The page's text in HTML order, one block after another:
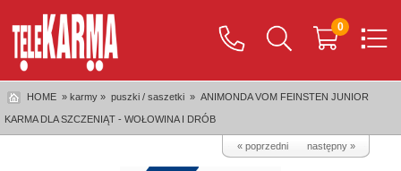
0
HOME » karmy » puszki / saszetki » ANIMONDA VOM FEINSTEN JUNIOR
KARMA DLA SZCZENIĄT - WOŁOWINA I DRÓB
« poprzedni następny »